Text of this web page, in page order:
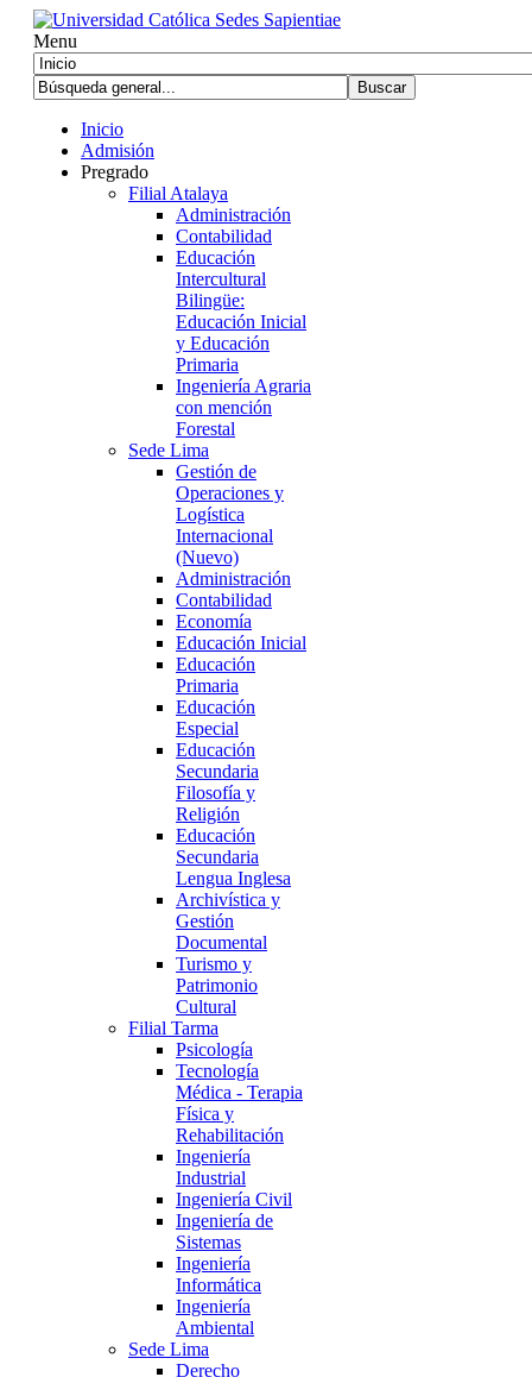
Menu
Inicio
Admisión
Pregrado
Filial Atalaya
Administración
Contabilidad
Educación
Intercultural
Bilingüe:
Educación Inicial
y Educación
Primaria
Ingeniería Agraria
con mención
Forestal
Sede Lima
Gestión de
Operaciones y
Logística
Internacional
(Nuevo)
Administración
Contabilidad
Economía
Educación Inicial
Educación
Primaria
Educación
Especial
Educación
Secundaria
Filosofía y
Religión
Educación
Secundaria
Lengua Inglesa
Archivística y
Gestión
Documental
Turismo y
Patrimonio
Cultural
Filial Tarma
Psicología
Tecnología
Médica - Terapia
Física y
Rehabilitación
Ingeniería
Industrial
Ingeniería Civil
Ingeniería de
Sistemas
Ingeniería
Informática
Ingeniería
Ambiental
Sede Lima
Derecho